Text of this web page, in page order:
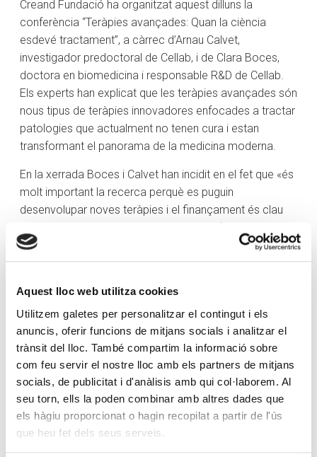
Aquest lloc web utilitza cookies
Utilitzem galetes per personalitzar el contingut i els
anuncis, oferir funcions de mitjans socials i analitzar el
trànsit del lloc. També compartim la informació sobre
com feu servir el nostre lloc amb els partners de mitjans
socials, de publicitat i d'anàlisis amb qui col·laborem. Al
seu torn, ells la poden combinar amb altres dades que
els hàgiu proporcionat o hagin recopilat a partir de l'ús
que heu fet dels seus serveis.
Creand Fundació ha organitzat aquest dilluns la
conferència “Teràpies avançades: Quan la ciència
esdevé tractament”, a càrrec d’Arnau Calvet,
investigador predoctoral de Cellab, i de Clara Boces,
doctora en biomedicina i responsable R&D de Cellab.
Els experts han explicat que les teràpies avançades són
nous tipus de teràpies innovadores enfocades a tractar
patologies que actualment no tenen cura i estan
transformant el panorama de la medicina moderna.
En la xerrada Boces i Calvet han incidit en el fet que «és
molt important la recerca perquè es puguin
desenvolupar noves teràpies i el finançament és clau
en el fet que a través d’aquestes teràpies es tracten
«cada vegada més tipus de malalties, malalties